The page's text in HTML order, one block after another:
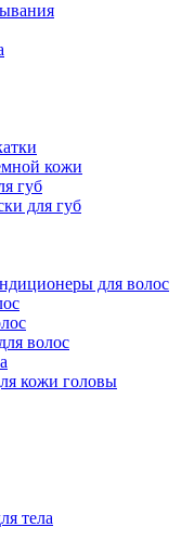
кожи
губ
для губ
для волос
волос
кожи головы
тела